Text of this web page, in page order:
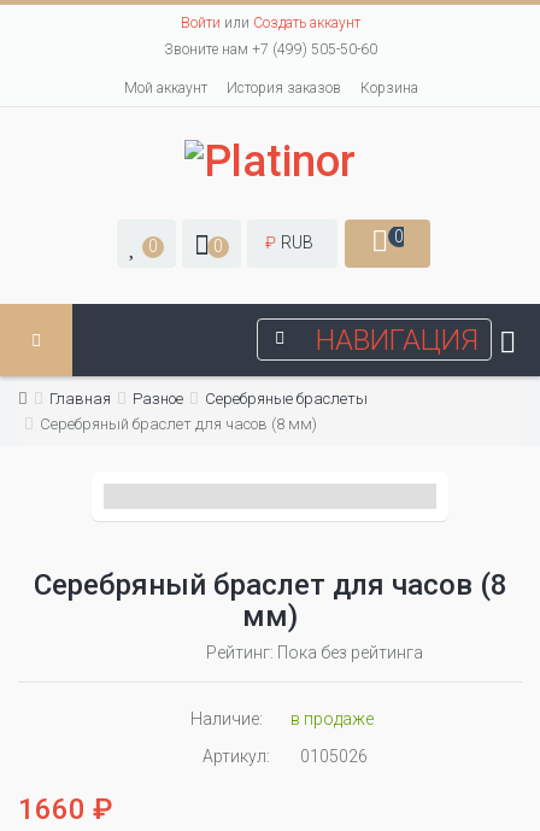
Войти или Создать аккаунт
Звоните нам +7 (499) 505-50-60
Мой аккаунт История заказов Корзина
0 0 ₽ RUB 0
НАВИГАЦИЯ
Главная Разное
Серебряные браслеты
Серебряный браслет для часов (8 мм)
Серебряный браслет для часов (8
мм)
Рейтинг: Пока без рейтинга
Наличие:
в продаже
Артикул:
0105026
1660 ₽